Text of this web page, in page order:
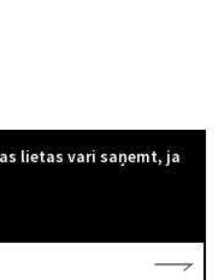
lietas vari saņemt, ja